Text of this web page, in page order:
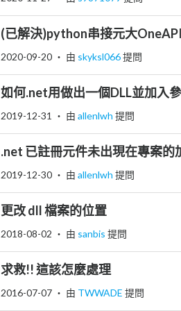
(已解決)python串接元大
2020-09-20 ‧ 由 skyksl066提問
如何.net用做出一個DLL並加入
2019-12-31 ‧ 由 allenlwh 提問
.net 已註冊元件未出現在專案的
2019-12-30 ‧ 由 allenlwh 提問
更改 dll 檔案的位置
2018-08-02 ‧ 由 sanbis 提問
求救!! 這該怎麼處理
2016-07-07 ‧ 由 TWWADE 提問